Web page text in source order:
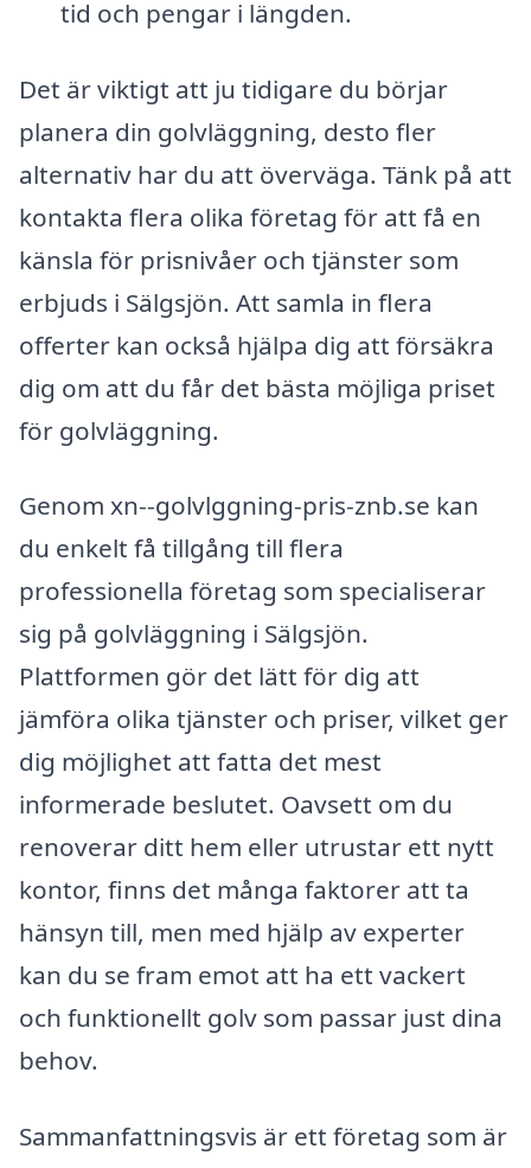
tid och pengar i längden.
Det är viktigt att ju tidigare du börjar
planera din golvläggning, desto fler
alternativ har du att överväga. Tänk på att
kontakta flera olika företag för att få en
känsla för prisnivåer och tjänster som
erbjuds i Sälgsjön. Att samla in flera
offerter kan också hjälpa dig att försäkra
dig om att du får det bästa möjliga priset
för golvläggning.
Genom xn--golvlggning-pris-znb.se kan
du enkelt få tillgång till flera
professionella företag som specialiserar
sig på golvläggning i Sälgsjön.
Plattformen gör det lätt för dig att
jämföra olika tjänster och priser, vilket ger
dig möjlighet att fatta det mest
informerade beslutet. Oavsett om du
renoverar ditt hem eller utrustar ett nytt
kontor, finns det många faktorer att ta
hänsyn till, men med hjälp av experter
kan du se fram emot att ha ett vackert
och funktionellt golv som passar just dina
behov.
Sammanfattningsvis är ett företag som är